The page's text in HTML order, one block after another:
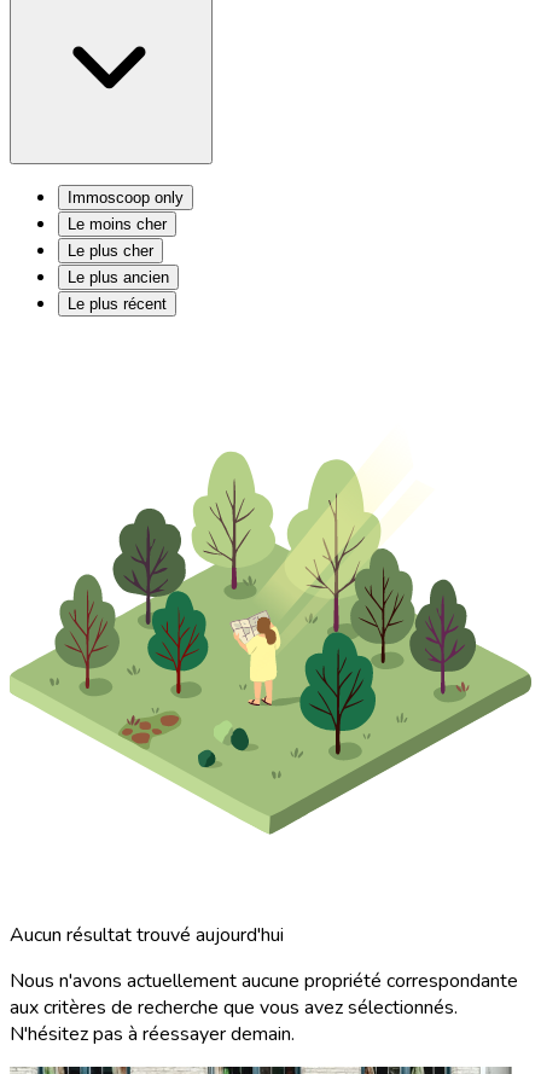
Immoscoop only
Le moins cher
Le plus cher
Le plus ancien
Le plus récent
Aucun résultat trouvé aujourd'hui
Nous n'avons actuellement aucune propriété correspondante
aux critères de recherche que vous avez sélectionnés.
N'hésitez pas à réessayer demain.